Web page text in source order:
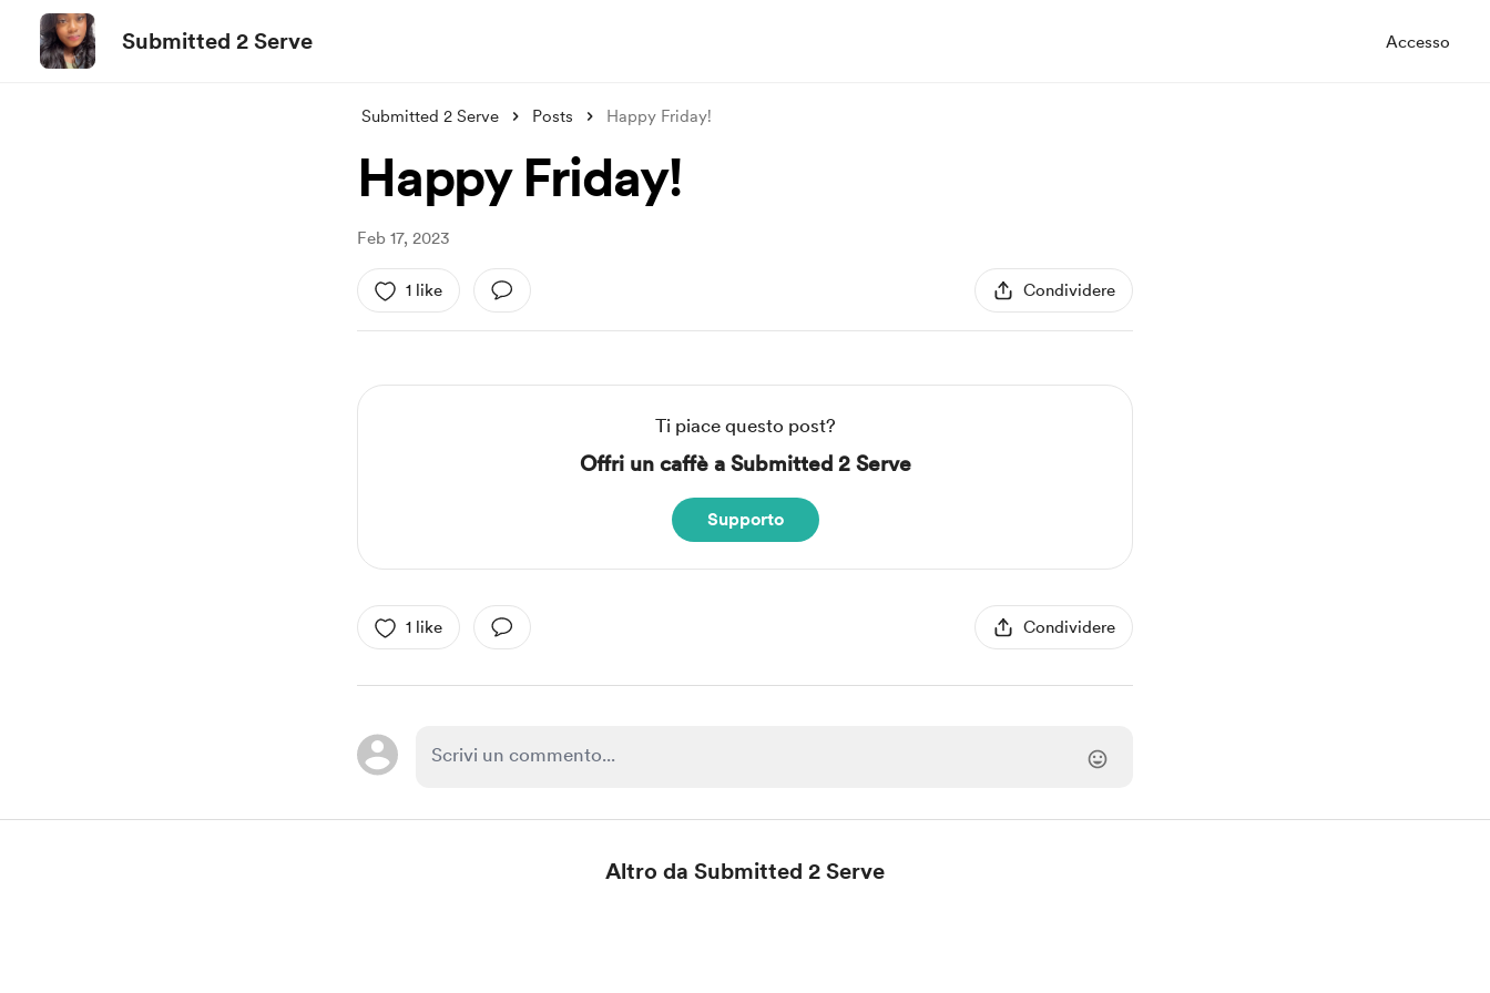
Submitted 2 Serve Accesso
Submitted 2 Serve Posts Happy Friday!
Happy Friday!
Feb 17, 2023
1 like Condividere
Ti piace questo post?
Offri un caffè a Submitted 2 Serve
Supporto
1 like Condividere
Altro da Submitted 2 Serve